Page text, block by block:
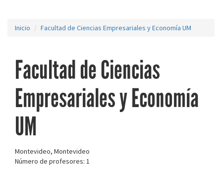
Inicio Facultad de Ciencias Empresariales y Economía UM
Facultad de Ciencias
Empresariales y Economía
UM
Montevideo, Montevideo
Número de profesores: 1